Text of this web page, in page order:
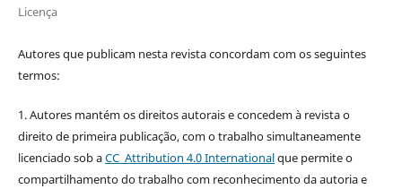
Licença
Autores que publicam nesta revista concordam com os seguintes
termos:
1. Autores mantém os direitos autorais e concedem à revista o
direito de primeira publicação, com o trabalho simultaneamente
licenciado sob aCC Attribution 4.0 Internationalque permite o
compartilhamento do trabalho com reconhecimento da autoria e